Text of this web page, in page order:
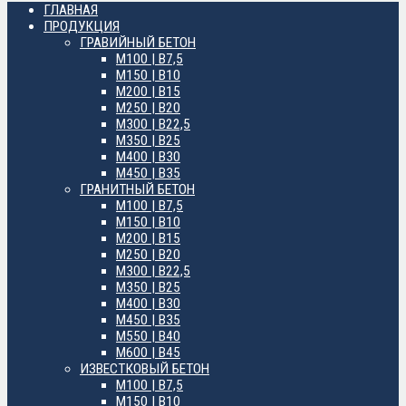
ГЛАВНАЯ
ПРОДУКЦИЯ
ГРАВИЙНЫЙ БЕТОН
М100 | B7,5
М150 | B10
М200 | B15
М250 | B20
М300 | B22,5
М350 | B25
М400 | B30
М450 | B35
ГРАНИТНЫЙ БЕТОН
М100 | B7,5
М150 | B10
М200 | B15
М250 | B20
М300 | B22,5
М350 | B25
М400 | B30
М450 | B35
М550 | B40
М600 | B45
ИЗВЕСТКОВЫЙ БЕТОН
М100 | B7,5
М150 | B10